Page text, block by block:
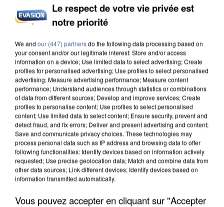
UN SECOND CADRE DE LA DZ MAFIA
Le respect de votre vie privée est
notre priorité
We and our (447) partnersdo the following data processing based on
your consent and/or our legitimate interest: Store and/or access
information on a device; Use limited data to select advertising; Create
profiles for personalised advertising; Use profiles to select personalised
advertising; Measure advertising performance; Measure content
performance; Understand audiences through statistics or combinations
of data from different sources; Develop and improve services; Create
profiles to personalise content; Use profiles to select personalised
content; Use limited data to select content; Ensure security, prevent and
detect fraud, and fix errors; Deliver and present advertising and content;
Save and communicate privacy choices. These technologies may
process personal data such as IP address and browsing data to offer
following functionalities: Identify devices based on information actively
requested; Use precise geolocation data; Match and combine data from
other data sources; Link different devices; Identify devices based on
information transmitted automatically.
Vous pouvez accepter en cliquant sur "Accepter